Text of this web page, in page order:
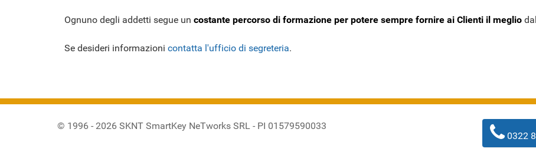
Ognuno degli addetti segue un costante percorso di formazione per potere sempre fornire ai Clienti il meglio
Se desideri informazioni contatta l'ufficio di segreteria.
© 1996 - 2026 SKNT SmartKey NeTworks SRL - PI 01579590033
0322